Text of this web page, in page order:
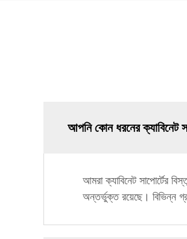
আপনি কোন ধরনের ক্যাবিনেট
আমরা ক্যাবিনেট সাপোর্টের
অন্তর্ভুক্ত রয়েছে। বিভিন্ন